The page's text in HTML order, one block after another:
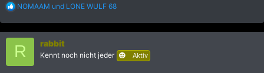
R
a
k
i
NOMAAM und LONE WULF 68
R rabbit
Kennt noch nicht jeder Aktiv